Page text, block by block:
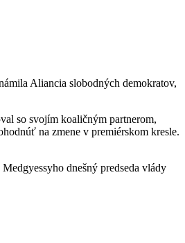
Aliancia slobodných demokratov,
so svojím koaličným partnerom,
na zmene v premiérskom kresle.
dnešný predseda vlády